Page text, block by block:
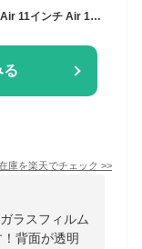
【強化ガラスフィルム付き】iPad ケース iPad Air 11インチ Air 13インチ (M4/M3/M2) Pro 11インチ(M5/M4) 第11世代 A16 第10世代 第9/8/7世代 ケース Air 5 Air 4 mini7 mini6 カバー ペン収納 収納しながら充電 透明バックカバー
る
庫を楽天でチェック >>
ラスフィルム
背面が透明